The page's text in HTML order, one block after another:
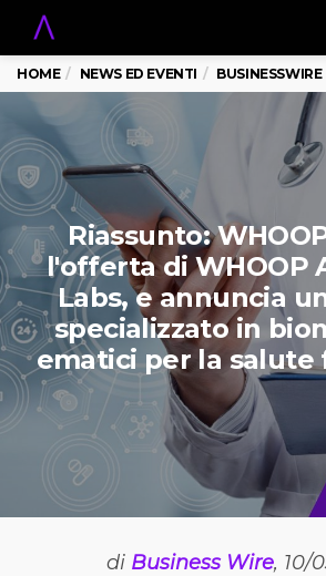
HOME NEWS ED EVENTI BUSINESSWIRE
Riassunto:
l'offerta di WHOOP
Labs, e annuncia
specializzato in
ematici per la
di Business Wire, 10/